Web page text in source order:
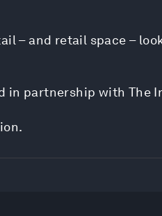
– and retail space –
in partnership with The